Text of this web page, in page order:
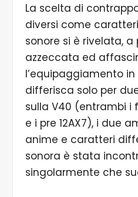
La scelta di
diversi come
sonore si è rivelata, a
azzeccata ed
l’equipaggiamento
differisca solo per
sulla V40 (entrambi i
e i pre 12AX7), i due
anime e caratteri
sonora è stata
singolarmente che